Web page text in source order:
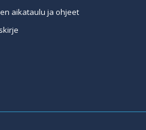
aikataulu ja ohjeet